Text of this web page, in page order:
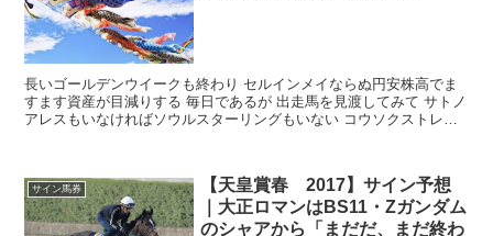
長いゴールデンウイークも終わり セルインメイならぬ円安株高でま
すます資産が目減りする 毎日であるが 出走馬を見渡してみて サトノ
アレスもいなければソウルスターリングもいない コウソクストレー
サイン馬券
【天皇賞春 2017】サイン予想
｜大正ロマンはBS11・Zガンダム
のシャアから「まだだ、まだ終わ